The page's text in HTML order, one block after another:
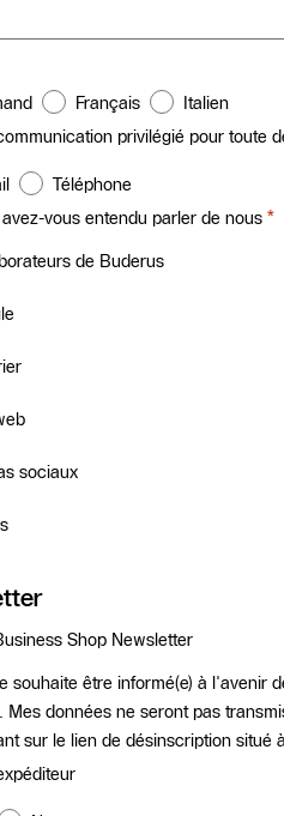
Français
Italien
privilégié pour toute
Téléphone
vous entendu parler de nous *
de Buderus
sociaux
Shop Newsletter
souhaite être informé(e) à l'avenir
Mes données ne seront pas
sur le lien de désinscription situé